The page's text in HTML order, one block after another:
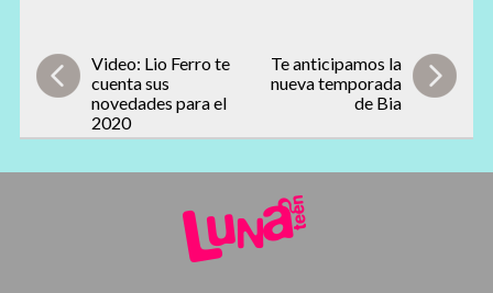
Video: Lio Ferro te
cuenta sus
novedades para el
2020
Te anticipamos la
nueva temporada
de Bia